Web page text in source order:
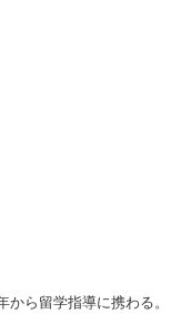
ら留学指導に携わる。